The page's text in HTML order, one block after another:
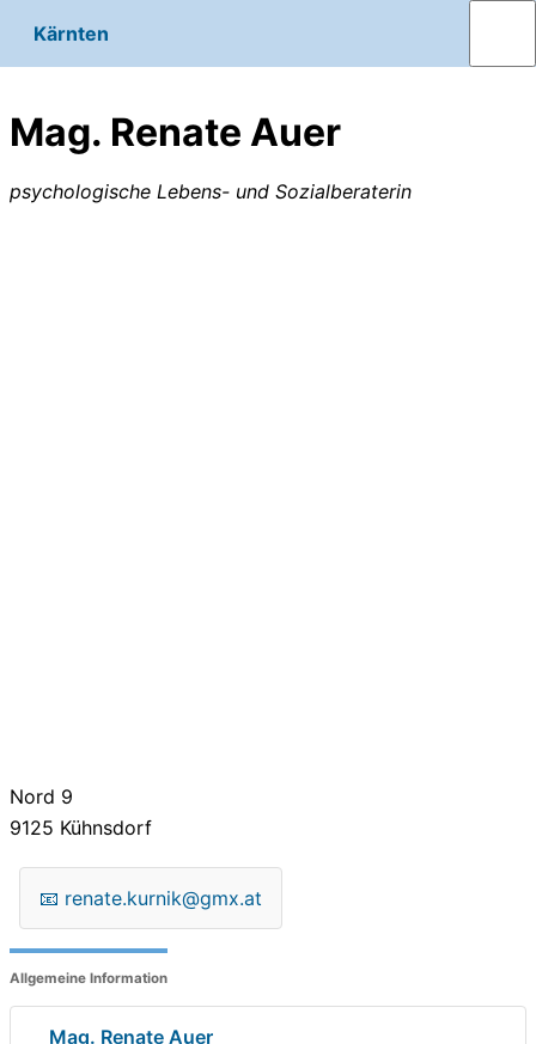
Kärnten
Mag. Renate Auer
psychologische Lebens- und Sozialberaterin
Nord 9
9125 Kühnsdorf
📧 renate.kurnik@gmx.at
Allgemeine Information
Mag. Renate Auer